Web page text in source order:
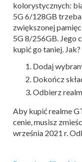
kolorystycznych:
5G 6/128GB trzeba
zwiększonej
5G 8/256GB. Jego
kupić go taniej. Jak?
Dodaj
Dokończ
Odbierz
Aby kupić realme
cenie, musisz
września 2021 r.